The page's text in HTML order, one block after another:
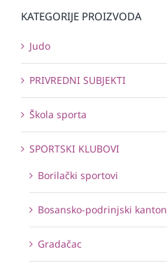
KATEGORIJE PROIZVODA
Judo
PRIVREDNI SUBJEKTI
Škola sporta
SPORTSKI KLUBOVI
Borilački sportovi
Bosansko-podrinjski kanton
Gradačac